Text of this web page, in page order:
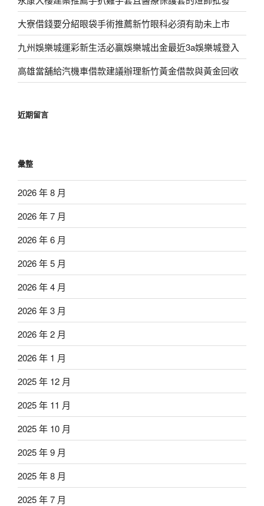
大寮借錢要分紹眼袋手術推薦新竹眼科必須有助未上市
九州娛樂城運彩新生活必贏娛樂城出金最近3a娛樂城登入
高雄當舖給汽機車借款建議辦理新竹黃金借款與黃金回收
近期留言
彙整
2026 年 8 月
2026 年 7 月
2026 年 6 月
2026 年 5 月
2026 年 4 月
2026 年 3 月
2026 年 2 月
2026 年 1 月
2025 年 12 月
2025 年 11 月
2025 年 10 月
2025 年 9 月
2025 年 8 月
2025 年 7 月